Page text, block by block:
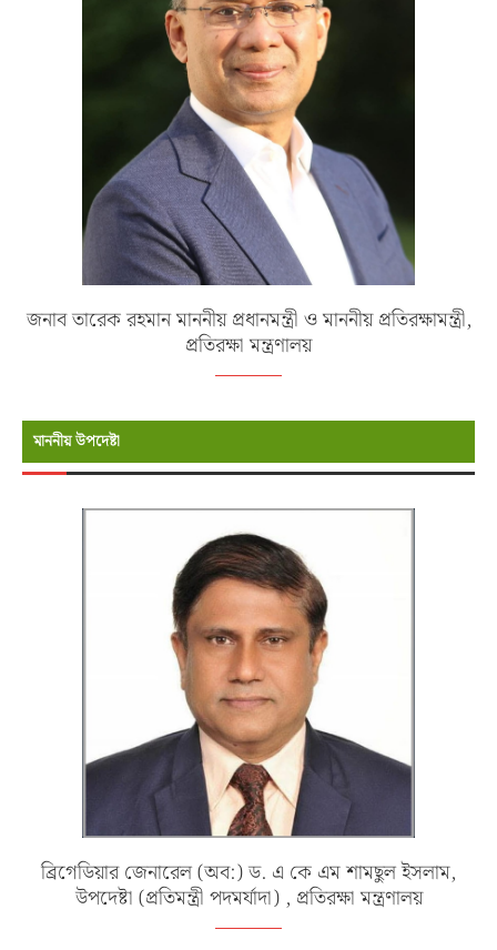
জনাব তারেক রহমান মাননীয় প্রধানমন্ত্রী ও মাননীয় প্রতিরক্ষামন্ত্রী,
প্রতিরক্ষা মন্ত্রণালয়
মাননীয় উপদেষ্টা
ব্রিগেডিয়ার জেনারেল (অব:) ড. এ কে এম শামছুল ইসলাম,
উপদেষ্টা (প্রতিমন্ত্রী পদমর্যাদা) , প্রতিরক্ষা মন্ত্রণালয়